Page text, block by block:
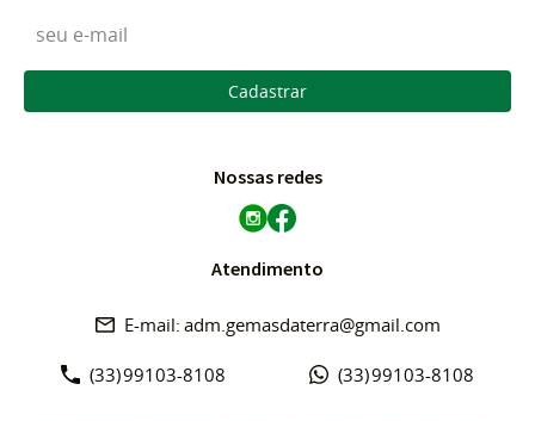
Cadastrar
Nossas redes
Atendimento
(33)99103-8108 (33)99103-8108
adm.gemasdaterra@gmail.com